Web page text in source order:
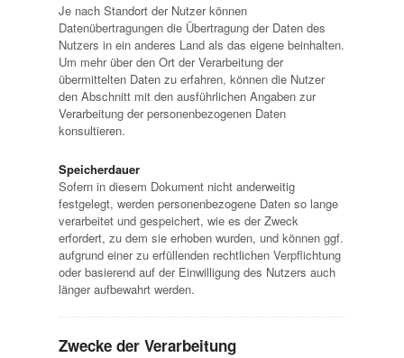
Je nach Standort der Nutzer können
Datenübertragungen die Übertragung der Daten des
Nutzers in ein anderes Land als das eigene beinhalten.
Um mehr über den Ort der Verarbeitung der
übermittelten Daten zu erfahren, können die Nutzer
den Abschnitt mit den ausführlichen Angaben zur
Verarbeitung der personenbezogenen Daten
konsultieren.
Speicherdauer
Sofern in diesem Dokument nicht anderweitig
festgelegt, werden personenbezogene Daten so lange
verarbeitet und gespeichert, wie es der Zweck
erfordert, zu dem sie erhoben wurden, und können ggf.
aufgrund einer zu erfüllenden rechtlichen Verpflichtung
oder basierend auf der Einwilligung des Nutzers auch
länger aufbewahrt werden.
Zwecke der Verarbeitung